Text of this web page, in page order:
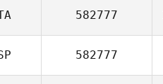
582777
582777